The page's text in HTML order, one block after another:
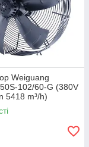
Weiguang
102/60-G (380V
5418 m³/h)